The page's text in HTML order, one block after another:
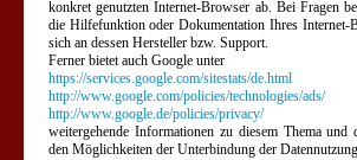
konkret genutzten Internet-Browser ab. Bei Fragen
die Hilfefunktion oder Dokumentation Ihres Internet-
sich an dessen Hersteller bzw. Support.
Ferner bietet auch Google unter
https://services.google.com/sitestats/de.html
http://www.google.com/policies/technologies/ads/
http://www.google.de/policies/privacy/
weitergehende Informationen zu diesem Thema und
den Möglichkeiten der Unterbindung der